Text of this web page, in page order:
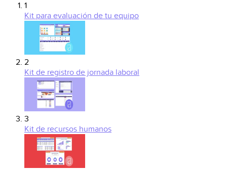
1
Kit para evaluación de tu equipo
2
Kit de registro de jornada laboral
3
Kit de recursos humanos